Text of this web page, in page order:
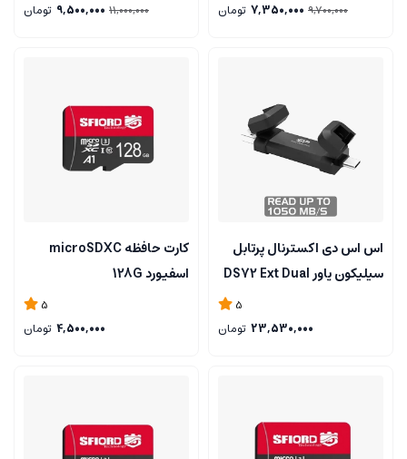
9,700,000
7,350,000 تومان 11,000,000
9,500,000 تومان
اس اس دی اکسترنال پرتابل
سیلیکون پاور DS72 Ext Dual
5
23,530,000 تومان
کارت حافظه microSDXC
اسفیورد 128G
5
4,500,000 تومان